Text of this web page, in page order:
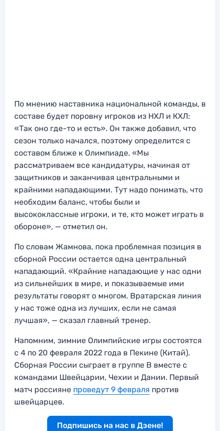
По мнению наставника национальной команды, в
составе будет поровну игроков из НХЛ и КХЛ:
«Так оно где-то и есть». Он также добавил, что
сезон только начался, поэтому определится с
составом ближе к Олимпиаде. «Мы
рассматриваем все кандидатуры, начиная от
защитников и заканчивая центральными и
крайними нападающими. Тут надо понимать, что
необходим баланс, чтобы были и
высококлассные игроки, и те, кто может играть в
обороне», — отметил он.
По словам Жамнова, пока проблемная позиция в
сборной России остается одна центральный
нападающий. «Крайние нападающие у нас одни
из сильнейших в мире, и показываемые ими
результаты говорят о многом. Вратарская линия
у нас тоже одна из лучших, если не самая
лучшая», — сказал главный тренер.
Напомним, зимние Олимпийские игры состоятся
с 4 по 20 февраля 2022 года в Пекине (Китай).
Сборная России сыграет в группе В вместе с
командами Швейцарии, Чехии и Дании. Первый
матч россияне проведут 9 февраля против
швейцарцев.
Подпишись на нас в Дзене!